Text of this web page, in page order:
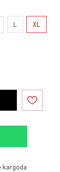
L XL
kargoda